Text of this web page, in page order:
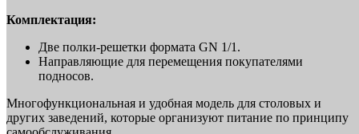
Комплектация:
Две полки-решетки формата GN 1/1.
Направляющие для перемещения покупателями
подносов.
Многофункциональная и удобная модель для столовых и
других заведений, которые организуют питание по принципу